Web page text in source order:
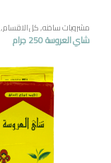
مشروبات ساخنه,كل الاقسام,
مصرية
شاي العروسة 250 جرام